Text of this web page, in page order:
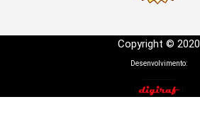
Copyright © 2020
Desenvolvimento: